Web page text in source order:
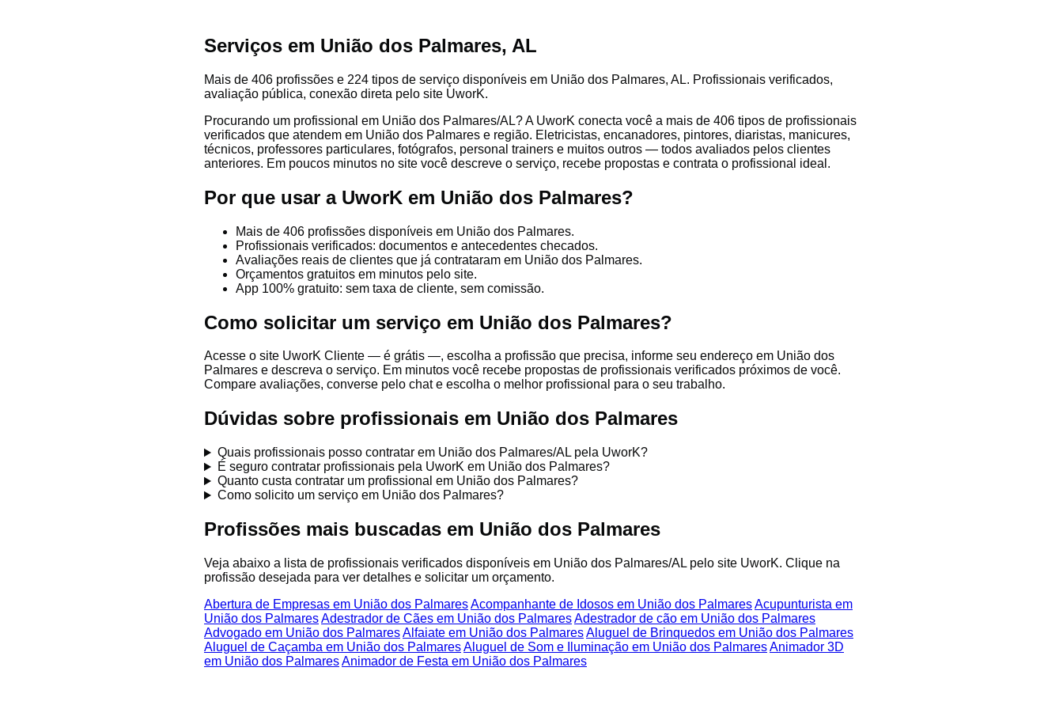
Serviços em União dos Palmares, AL
Mais de 406 profissões e 224 tipos de serviço disponíveis em União dos Palmares, AL. Profissionais verificados,
avaliação pública, conexão direta pelo site UworK.
Procurando um profissional em União dos Palmares/AL? A UworK conecta você a mais de 406 tipos de profissionais
verificados que atendem em União dos Palmares e região. Eletricistas, encanadores, pintores, diaristas, manicures,
técnicos, professores particulares, fotógrafos, personal trainers e muitos outros — todos avaliados pelos clientes
anteriores. Em poucos minutos no site você descreve o serviço, recebe propostas e contrata o profissional ideal.
Por que usar a UworK em União dos Palmares?
Mais de 406 profissões disponíveis em União dos Palmares.
Profissionais verificados: documentos e antecedentes checados.
Avaliações reais de clientes que já contrataram em União dos Palmares.
Orçamentos gratuitos em minutos pelo site.
App 100% gratuito: sem taxa de cliente, sem comissão.
Como solicitar um serviço em União dos Palmares?
Acesse o site UworK Cliente — é grátis —, escolha a profissão que precisa, informe seu endereço em União dos
Palmares e descreva o serviço. Em minutos você recebe propostas de profissionais verificados próximos de você.
Compare avaliações, converse pelo chat e escolha o melhor profissional para o seu trabalho.
Dúvidas sobre profissionais em União dos Palmares
Quais profissionais posso contratar em União dos Palmares/AL pela UworK?
É seguro contratar profissionais pela UworK em União dos Palmares?
Quanto custa contratar um profissional em União dos Palmares?
Como solicito um serviço em União dos Palmares?
Profissões mais buscadas em União dos Palmares
Veja abaixo a lista de profissionais verificados disponíveis em União dos Palmares/AL pelo site UworK. Clique na
profissão desejada para ver detalhes e solicitar um orçamento.
Abertura de Empresas em União dos PalmaresAcompanhante de Idosos em União dos PalmaresAcupunturista em
União dos PalmaresAdestrador de Cães em União dos PalmaresAdestrador de cão em União dos Palmares
Advogado em União dos PalmaresAlfaiate em União dos PalmaresAluguel de Brinquedos em União dos Palmares
Aluguel de Caçamba em União dos PalmaresAluguel de Som e Iluminação em União dos PalmaresAnimador 3D
em União dos PalmaresAnimador de Festa em União dos Palmares